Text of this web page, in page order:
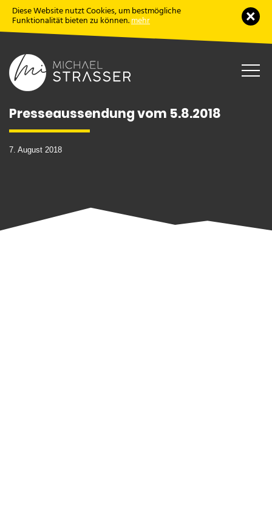
Diese Website nutzt Cookies, um bestmögliche
Funktionalität bieten zu können.mehr
Presseaussendung vom 5.8.2018
7. August 2018